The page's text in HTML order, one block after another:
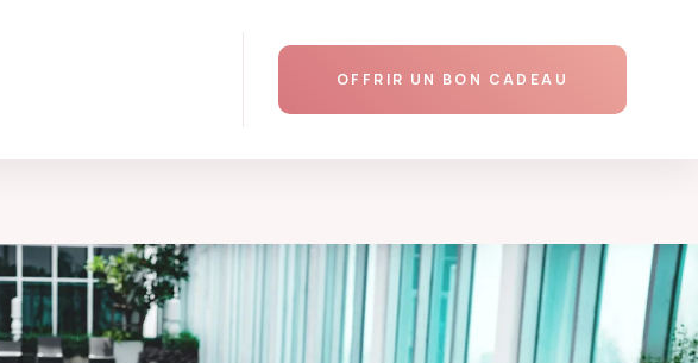
AJOUTER AU PANIER
OFFRIR UN BON CADEAU